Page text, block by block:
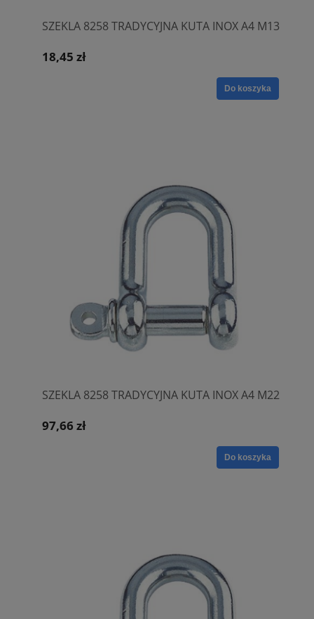
SZEKLA 8258 TRADYCYJNA KUTA INOX A4 M13
18,45 zł
Do koszyka
SZEKLA 8258 TRADYCYJNA KUTA INOX A4 M22
97,66 zł
Do koszyka